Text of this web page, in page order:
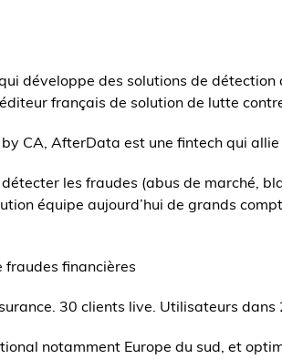
développe des solutions de
français de solution de lutte
CA, AfterData est une fintech qui
les fraudes (abus de marché,
équipe aujourd’hui de grands
fraudes financières
30 clients live. Utilisateurs dans
notamment Europe du sud, et